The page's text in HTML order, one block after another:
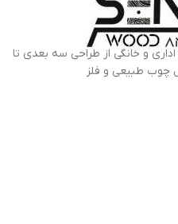
اداری و خانگی از طراحی سه بعدی تا
چوب طبیعی و فلز